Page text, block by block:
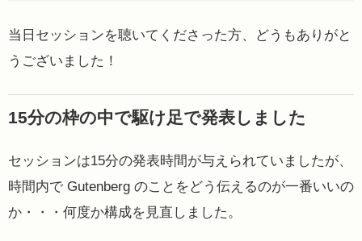
当日セッションを聴いてくださった方、どうもありがと
うございました！
15分の枠の中で駆け足で発表しました
セッションは15分の発表時間が与えられていましたが、
時間内で Gutenberg のことをどう伝えるのが一番いいの
か・・・何度か構成を見直しました。